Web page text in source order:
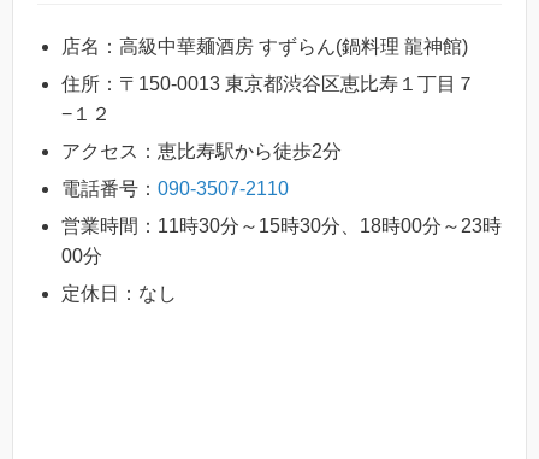
店名：高級中華麺酒房 すずらん(鍋料理 龍神館)
住所：〒150-0013 東京都渋谷区恵比寿１丁目７
−１２
アクセス：恵比寿駅から徒歩2分
電話番号： 090-3507-2110
営業時間：11時30分～15時30分、18時00分～23時
00分
定休日：なし